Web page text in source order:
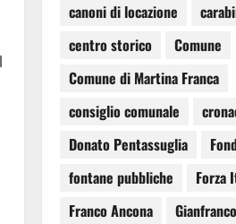
canoni di locazione
centro storico
Comune
Comune di Martina Franca
consiglio comunale
Donato Pentassuglia
fontane pubbliche
Forza
Franco Ancona